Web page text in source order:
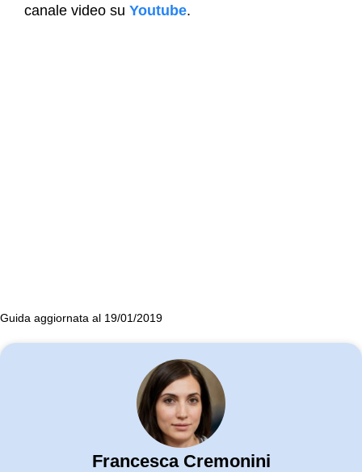
canale video su Youtube.
Guida aggiornata al 19/01/2019
Francesca Cremonini